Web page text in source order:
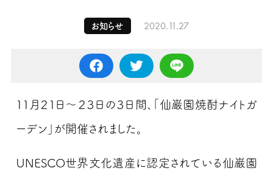
お知らせ 2020.11.27
11月２１日～２３日の３日間、「仙巌園焼酎ナイトガ
ーデン」が開催されました。
UNESCO世界文化遺産に認定されている仙巌園